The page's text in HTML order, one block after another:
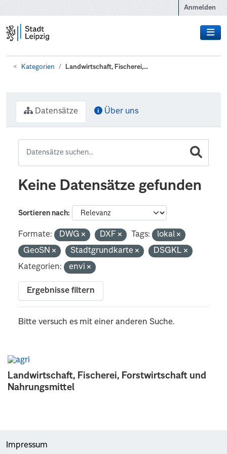
Anmelden
Kategorien Landwirtschaft, Fischerei,...
Landwirtschaft, Fischerei, Forstwirtschaft und
Nahrungsmittel
Datensätze Über uns
Keine Datensätze gefunden
Sortieren nach
Formate: DWG DXF Tags:
lokal
GeoSN
Stadtgrundkarte
DSGKL
Kategorien:
envi
Ergebnisse filtern
Bitte versuch es mit einer anderen Suche.
Impressum